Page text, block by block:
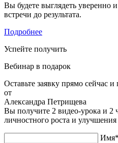
Вы будете выглядеть уверенно
встречи до результата.
Подробнее
Успейте получить
Вебинар в подарок
Оставьте заявку прямо сейчас
от
Александра Петрищева
Вы получите 2 видео-урока и 2
личностного роста и
Имя*